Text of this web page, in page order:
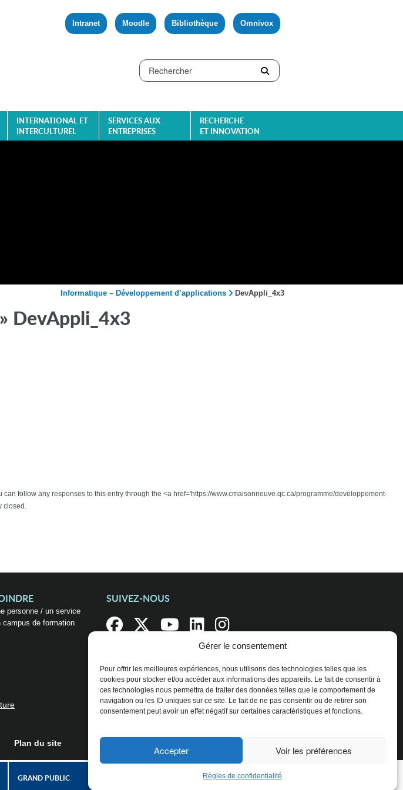
Gérer le consentement
Pour offrir les meilleures expériences, nous utilisons des technologies telles que les
cookies pour stocker et/ou accéder aux informations des appareils. Le fait de consentir à
ces technologies nous permettra de traiter des données telles que le comportement de
navigation ou les ID uniques sur ce site. Le fait de ne pas consentir ou de retirer son
consentement peut avoir un effet négatif sur certaines caractéristiques et fonctions.
Accepter Voir les préférences
Règles de confidentialité
Intranet Moodle Bibliothèque Omnivox
INTERNATIONAL ET
INTERCULTUREL
SERVICES AUX
ENTREPRISES
RECHERCHE
ET INNOVATION
Informatique – Développement d’applications DevAppli_4x3
» DevAppli_4x3
follow any responses to this entry through the <a href='https://www.cmaisonneuve.qc.ca/programme/developpement-
closed.
personne / un service
campus de formation
SUIVEZ-NOUS
Plan du site
GRAND PUBLIC ENTREPRISES ET ORGANISATIONS